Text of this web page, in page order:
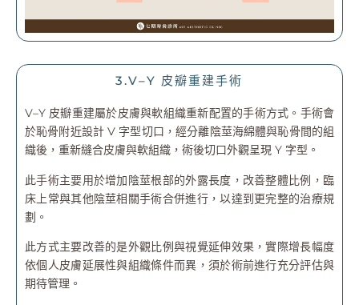
3.V–Y 皮瓣重建手術
V–Y 皮瓣重建屬於皮膚與軟組織重新配置的手術方式。手術會
於恥骨附近設計 V 字型切口，經分離陰莖海綿體與恥骨間的組
織後，重新縫合皮膚與軟組織，術後切口外觀呈現 Y 字型。
此手術主要用於增加陰莖根部的外露長度，改善整體比例，臨
床上常與其他陰莖相關手術合併進行，以達到更完整的治療規
劃。
此方式主要改善的是外觀比例與視覺延伸效果，實際增長幅度
依個人皮膚延展性與組織條件而異，須於術前進行充分評估與
期待管理。